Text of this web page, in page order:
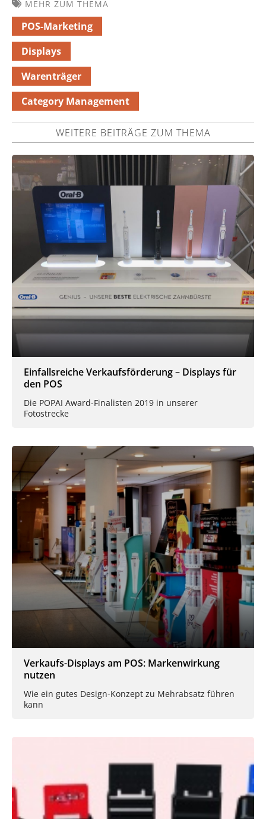
MEHR ZUM THEMA
POS-Marketing
Displays
Warenträger
Category Management
WEITERE BEITRÄGE ZUM THEMA
Einfallsreiche Verkaufsförderung – Displays für
den POS
Die POPAI Award-Finalisten 2019 in unserer
Fotostrecke
Verkaufs-Displays am POS: Markenwirkung
nutzen
Wie ein gutes Design-Konzept zu Mehrabsatz führen
kann